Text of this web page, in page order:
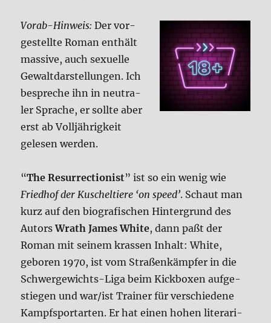
Vor­ab-Hin­weis: Der vor­
ge­stell­te Roman ent­hält
mas­si­ve, auch sexu­el­le
Gewalt­dar­stel­lun­gen. Ich
bespre­che ihn in neu­tra­
ler Spra­che, er soll­te aber
erst ab Voll­jäh­rig­keit
gele­sen wer­den.
“The Resur­rec­tion­ist” ist so ein wenig wie
Fried­hof der Kuschel­tie­re ‘on speed’. Schaut man
kurz auf den bio­gra­fi­schen Hin­ter­grund des
AutorsWrath James White, dann paßt der
Roman mit sei­nem kras­sen Inhalt: White,
gebo­ren 1970, ist vom Stra­ßen­kämp­fer in die
Schwer­ge­wichts-Liga beim Kick­bo­xen auf­ge­
stie­gen und war/ist Trai­ner für ver­schie­de­ne
Kampf­sport­ar­ten. Er hat einen hohen lite­ra­ri­